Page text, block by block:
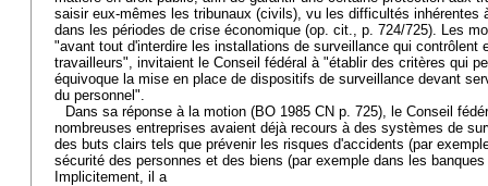
saisir eux-mêmes les tribunaux (civils), vu les difficultés inhérentes
dans les périodes de crise économique (op. cit., p. 724/725). Les
"avant tout d'interdire les installations de surveillance qui contrôlent
travailleurs", invitaient le Conseil fédéral à "établir des critères qui
équivoque la mise en place de dispositifs de surveillance devant
du personnel".
Dans sa réponse à la motion (BO 1985 CN p. 725), le Conseil
nombreuses entreprises avaient déjà recours à des systèmes de
des buts clairs tels que prévenir les risques d'accidents (par
sécurité des personnes et des biens (par exemple dans les
Implicitement, il a